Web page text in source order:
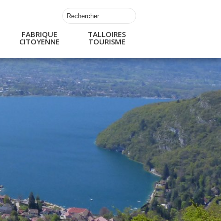
FABRIQUE
CITOYENNE
TALLOIRES
TOURISME